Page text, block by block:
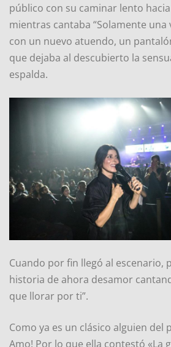
público con su caminar lento
mientras cantaba “Solamente una
con un nuevo atuendo, un
que dejaba al descubierto la
espalda.
Cuando por fin llegó al escenario,
historia de ahora desamor
que llorar por ti”.
Como ya es un clásico alguien del
Amo! Por lo que ella contestó «La